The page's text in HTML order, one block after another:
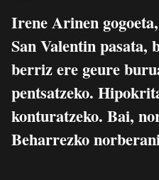
Irene Arinen
San Valentin pasata,
berriz ere geure
pentsatzeko.
konturatzeko. Bai,
Beharrezko